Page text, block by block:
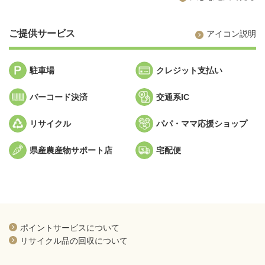
ご提供サービス アイコン説明
駐車場 クレジット支払い
バーコード決済 交通系IC
リサイクル パパ・ママ応援ショップ
県産農産物サポート店 宅配便
ポイントサービスについて
リサイクル品の回収について